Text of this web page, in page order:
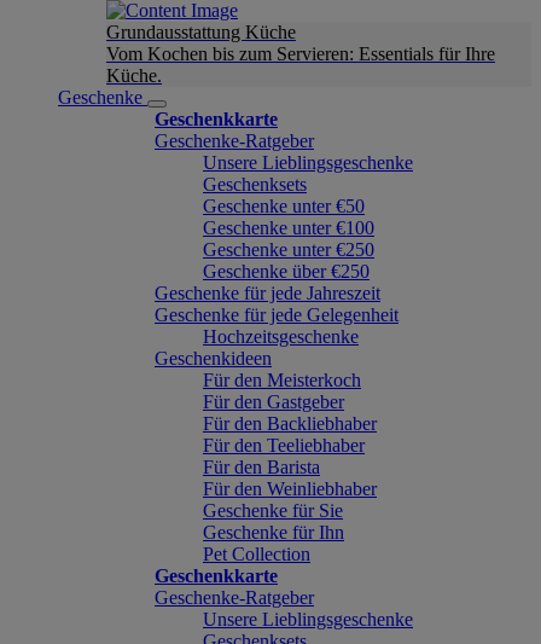
Grundausstattung Küche
Vom Kochen bis zum Servieren: Essentials für Ihre
Küche.
Geschenke
Geschenkkarte
Geschenke-Ratgeber
Unsere Lieblingsgeschenke
Geschenksets
Geschenke unter €50
Geschenke unter €100
Geschenke unter €250
Geschenke über €250
Geschenke für jede Jahreszeit
Geschenke für jede Gelegenheit
Hochzeitsgeschenke
Geschenkideen
Für den Meisterkoch
Für den Gastgeber
Für den Backliebhaber
Für den Teeliebhaber
Für den Barista
Für den Weinliebhaber
Geschenke für Sie
Geschenke für Ihn
Pet Collection
Geschenkkarte
Geschenke-Ratgeber
Unsere Lieblingsgeschenke